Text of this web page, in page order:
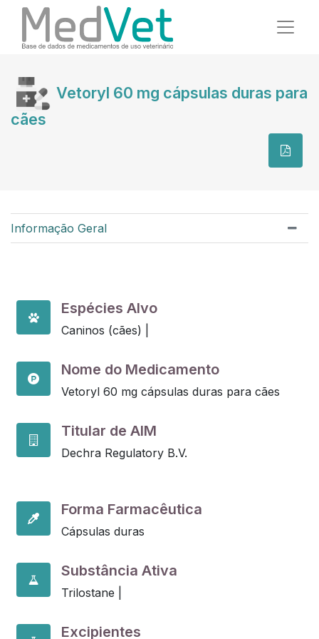
Vetoryl 60 mg cápsulas duras para
cães
Informação Geral
Espécies Alvo
Caninos (cães) |
Nome do Medicamento
Vetoryl 60 mg cápsulas duras para cães
Titular de AIM
Dechra Regulatory B.V.
Forma Farmacêutica
Cápsulas duras
Substância Ativa
Trilostane |
Excipientes